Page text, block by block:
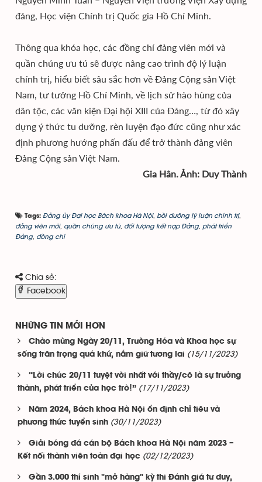
đảng, Học viện Chính trị Quốc gia Hồ Chí Minh.
Thông qua khóa học, các đồng chí đảng viên mới và
quần chúng ưu tú sẽ được nâng cao trình độ lý luận
chính trị, hiểu biết sâu sắc hơn về Đảng Cộng sản Việt
Nam, tư tưởng Hồ Chí Minh, về lịch sử hào hùng của
dân tộc, các văn kiện Đại hội XIII của Đảng…, từ đó xây
dựng ý thức tu dưỡng, rèn luyện đạo đức cũng như xác
định phương hướng phấn đấu để trở thành đảng viên
Đảng Cộng sản Việt Nam.
Gia Hân. Ảnh: Duy Thành
Tags: Đảng ủy Đại học Bách khoa Hà Nội, bồi dưỡng lý luận chính trị,
đảng viên mới, quần chúng ưu tú, đối tượng kết nạp Đảng, phát triển
Đảng, đồng chí
Chia sẻ:
Facebook
NHỮNG TIN MỚI HƠN
Chào mừng Ngày 20/11, Trường Hóa và Khoa học sự
sống trân trọng quá khứ, nắm giữ tương lai (15/11/2023)
“Lời chúc 20/11 tuyệt vời nhất với thầy/cô là sự trưởng
thành, phát triển của học trò!” (17/11/2023)
Năm 2024, Bách khoa Hà Nội ổn định chỉ tiêu và
phương thức tuyển sinh (30/11/2023)
Giải bóng đá cán bộ Bách khoa Hà Nội năm 2023 –
Kết nối thành viên toàn đại học (02/12/2023)
Gần 3.000 thí sinh "mở hàng" kỳ thi Đánh giá tư duy,